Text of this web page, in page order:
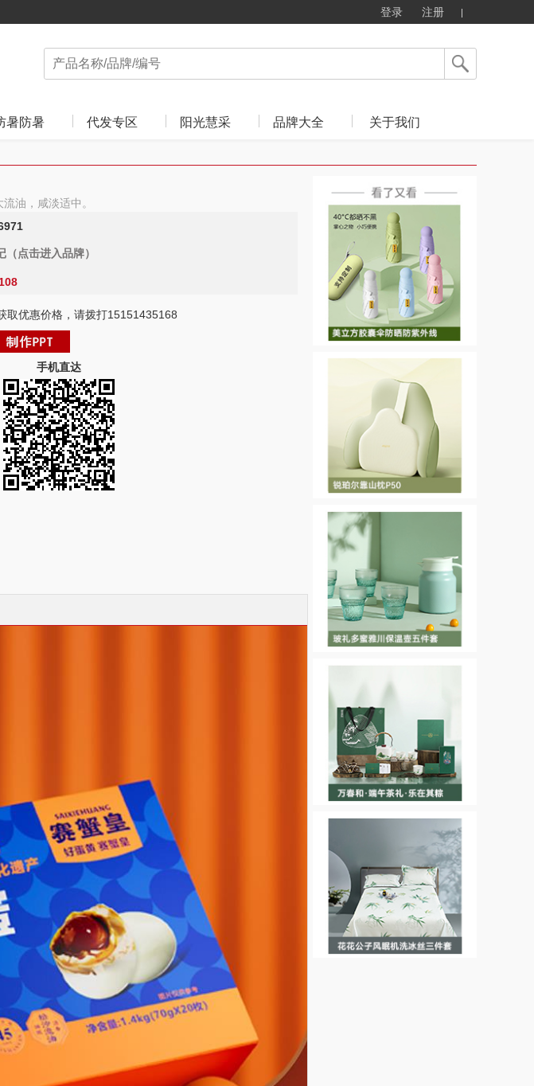
登录 注册
暑防暑 代发专区 阳光慧采 品牌大全 关于我们
油，咸淡适中。
（点击进入品牌）
108
取优惠价格，请拨打15151435168
手机直达